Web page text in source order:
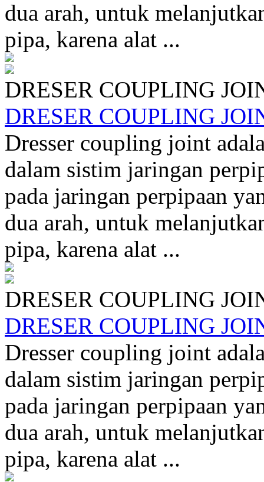
dua arah, untuk
pipa, karena alat ...
DRESER COUPLING
DRESER COUPLING
Dresser coupling joint
dalam sistim jaringan
pada jaringan perpipaan
dua arah, untuk
pipa, karena alat ...
DRESER COUPLING
DRESER COUPLING
Dresser coupling joint
dalam sistim jaringan
pada jaringan perpipaan
dua arah, untuk
pipa, karena alat ...